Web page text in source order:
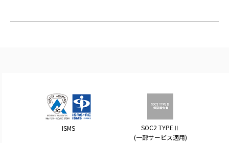
ISMS
SOC2 TYPEⅡ
(一部サービス適用)